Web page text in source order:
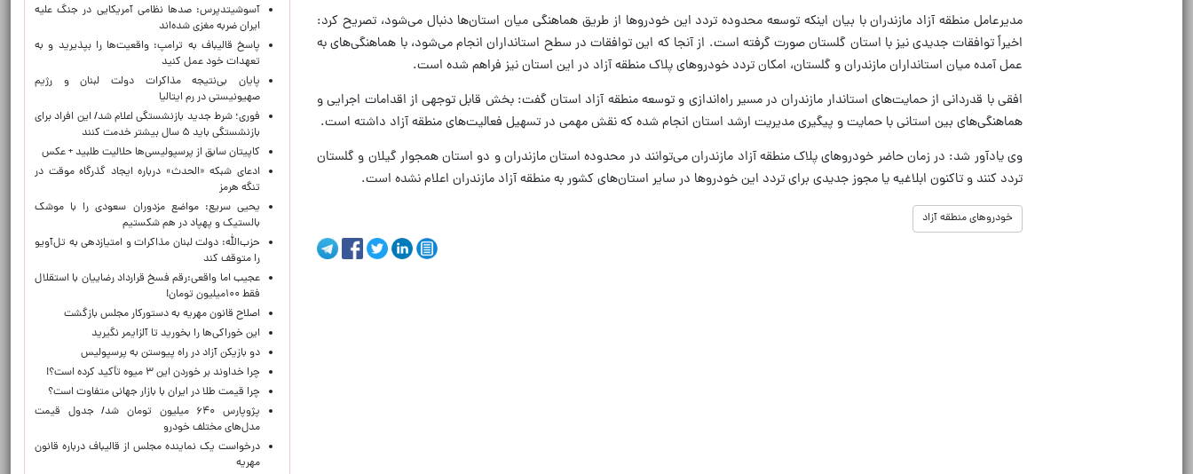
مدیرعامل منطقه آزاد مازندران با بیان اینکه توسعه محدوده تردد این خودروها از طریق هماهنگی میان استان‌ها دنبال می‌شود، تصریح کرد:
اخیراً توافقات جدیدی نیز با استان گلستان صورت گرفته است. از آنجا که این توافقات در سطح استانداران انجام می‌شود، با هماهنگی‌های به‌
عمل‌ آمده میان استانداران مازندران و گلستان، امکان تردد خودروهای پلاک منطقه آزاد در این استان نیز فراهم شده است.
افقی با قدردانی از حمایت‌های استاندار مازندران در مسیر راه‌اندازی و توسعه منطقه آزاد استان گفت: بخش قابل توجهی از اقدامات اجرایی و
هماهنگی‌های بین‌ استانی با حمایت و پیگیری مدیریت ارشد استان انجام شده که نقش مهمی در تسهیل فعالیت‌های منطقه آزاد داشته است.
وی یادآور شد: در زمان حاضر خودروهای پلاک منطقه آزاد مازندران می‌توانند در محدوده استان مازندران و دو استان همجوار گیلان و گلستان
تردد کنند و تاکنون ابلاغیه یا مجوز جدیدی برای تردد این خودروها در سایر استان‌های کشور به منطقه آزاد مازندران اعلام نشده است.
خودروهای منطقه آزاد
آسوشیتدپرس: صدها نظامی آمریکایی در جنگ علیه
ایران ضربه مغزی شده‌اند
پاسخ قالیباف به ترامپ: واقعیت‌ها را بپذیرید و به
تعهدات خود عمل کنید
پایان بی‌نتیجه مذاکرات دولت لبنان و رژیم
صهیونیستی در رم ایتالیا
فوری؛ شرط جدید بازنشستگی اعلام شد/ این افراد برای
بازنشستگی باید ۵ سال بیشتر خدمت کنند
کاپیتان سابق از پرسپولیسی‌ها حلالیت طلبید + عکس
ادعای شبکه «الحدث» درباره ایجاد گذرگاه موقت در
تنگه هرمز
یحیی سریع: مواضع مزدوران سعودی را با موشک
بالستیک و پهپاد در هم شکستیم
حزب‌الله: دولت لبنان مذاکرات و امتیازدهی به تل‌آویو
را متوقف کند
عجیب اما واقعی:رقم فسخ قرارداد رضاییان با استقلال
فقط ۱۰۰میلیون تومان!
اصلاح قانون مهریه به دستورکار مجلس بازگشت
این خوراکی‌ها را بخورید تا آلزایمر نگیرید
دو بازیکن آزاد در راه پیوستن به پرسپولیس
چرا خداوند بر خوردن این ۳ میوه تأکید کرده است؟!
چرا قیمت طلا در ایران با بازار جهانی متفاوت است؟
پژوپارس ۶۴۰ میلیون تومان شد/ جدول قیمت
مدل‌های مختلف خودرو
درخواست یک نماینده مجلس از قالیباف درباره قانون
مهریه